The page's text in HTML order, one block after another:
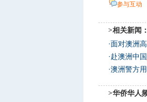
参与互动
>相关新闻：
·面对澳洲
·赴澳洲中国
·澳洲警方
>华侨华人